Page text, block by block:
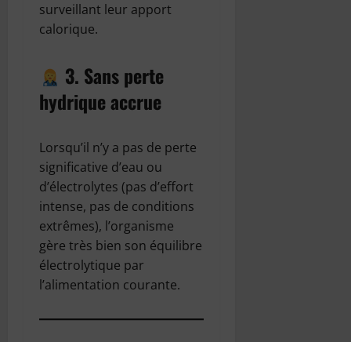
surveillant leur apport
calorique.
3. Sans perte
hydrique accrue
Lorsqu’il n’y a pas de perte
significative d’eau ou
d’électrolytes (pas d’effort
intense, pas de conditions
extrêmes), l’organisme
gère très bien son équilibre
électrolytique par
l’alimentation courante.